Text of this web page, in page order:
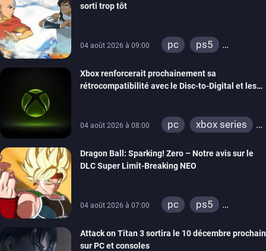
sorti trop tôt
04 août 2026 à 09:00 pc
ps5
switch
switch 2
Xbox renforcerait prochainement sa
rétrocompatibilité avec le Disc-to-Digital et les
04 août 2026 à 08:00 pc
xbox series
xbox 360
Dragon Ball: Sparking! Zero – Notre avis sur le
DLC Super Limit-Breaking NEO
04 août 2026 à 07:00 pc
ps5
Attack on Titan 3 sortira le 10 décembre prochain
sur PC et consoles